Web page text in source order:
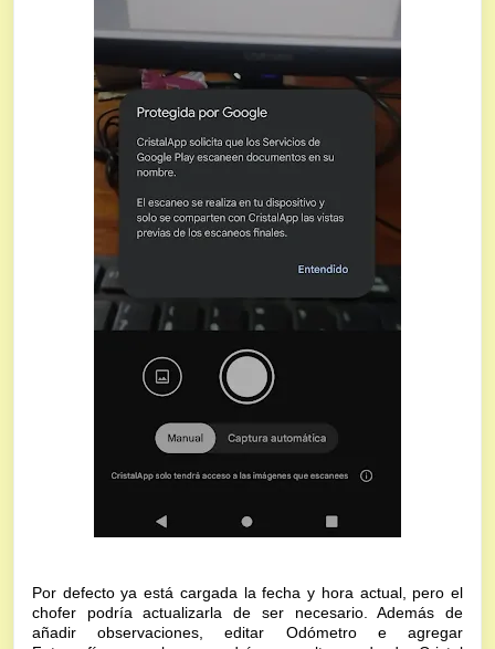
Por defecto ya está cargada la fecha y hora actual, pero el
chofer podría actualizarla de ser necesario. Además de
añadir observaciones, editar Odómetro e agregar